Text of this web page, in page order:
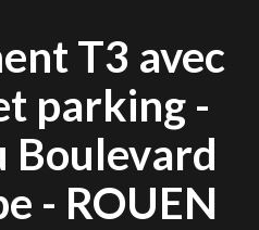
T3 avec
parking -
Boulevard
- ROUEN